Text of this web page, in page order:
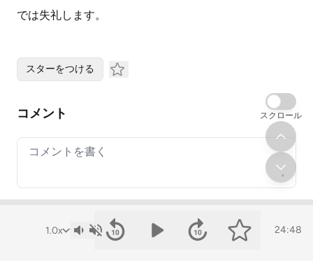
では失礼します。
24:48
スターをつける
コメント
Your comment
スクロール